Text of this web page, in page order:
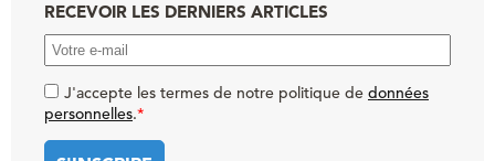
RECEVOIR LES DERNIERS ARTICLES
J'accepte les termes de notre politique de données
personnelles.*